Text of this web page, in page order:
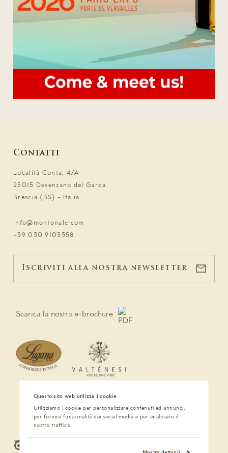
Questo sito web utilizza i cookie
Utilizziamo i cookie per personalizzare contenuti ed annunci,
per fornire funzionalità dei social media e per analizzare il
nostro traffico.
Contatti
Località Conta, 4/A
25015 Desenzano del Garda
Brescia (BS) - Italia
info@montonale.com
+39 030 9103358
Iscriviti alla nostra newsletter
Scarica la nostra e-brochure